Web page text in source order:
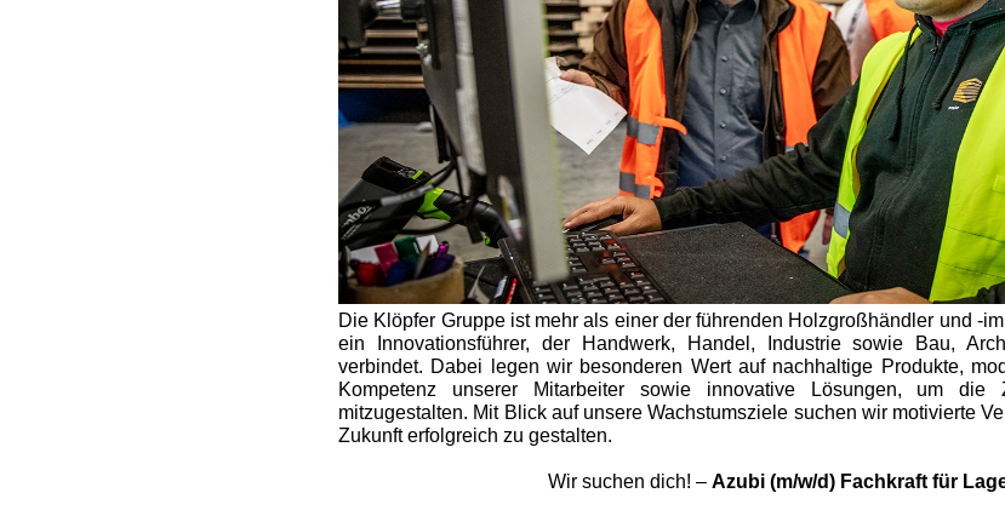
Die Klöpfer Gruppe ist mehr als einer der führenden Holzgroßhändler und -
ein Innovationsführer, der Handwerk, Handel, Industrie sowie Bau,
verbindet. Dabei legen wir besonderen Wert auf nachhaltige Produkte,
Kompetenz unserer Mitarbeiter sowie innovative Lösungen, um die
mitzugestalten. Mit Blick auf unsere Wachstumsziele suchen wir motivierte
Zukunft erfolgreich zu gestalten.
Wir suchen dich! – Azubi (m/w/d) Fachkraft für